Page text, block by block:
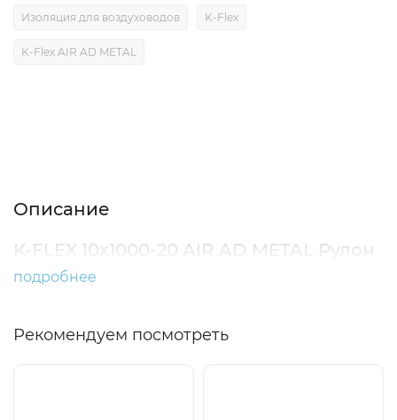
Изоляция для воздуховодов K-Flex
K-Flex AIR AD METAL
Описание
K-FLEX 10x1000-20 AIR AD METAL Рулон
подробнее
Рекомендуем посмотреть